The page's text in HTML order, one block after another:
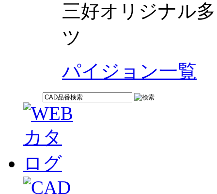
三好オリジナル
ツ
パイジョン一覧